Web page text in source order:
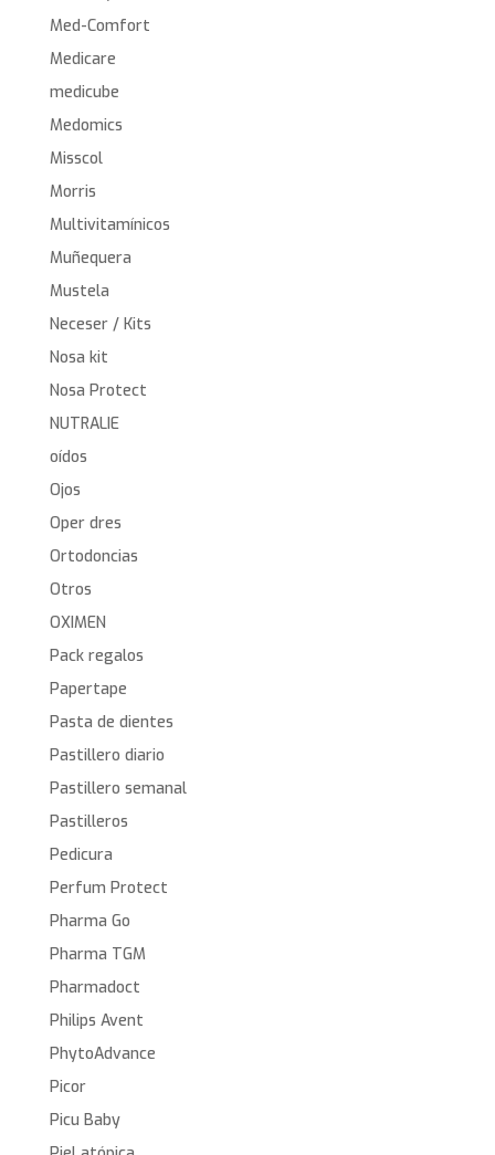
Med-Comfort
Medicare
medicube
Medomics
Misscol
Morris
Multivitamínicos
Muñequera
Mustela
Neceser / Kits
Nosa kit
Nosa Protect
NUTRALIE
oídos
Ojos
Oper dres
Ortodoncias
Otros
OXIMEN
Pack regalos
Papertape
Pasta de dientes
Pastillero diario
Pastillero semanal
Pastilleros
Pedicura
Perfum Protect
Pharma Go
Pharma TGM
Pharmadoct
Philips Avent
PhytoAdvance
Picor
Picu Baby